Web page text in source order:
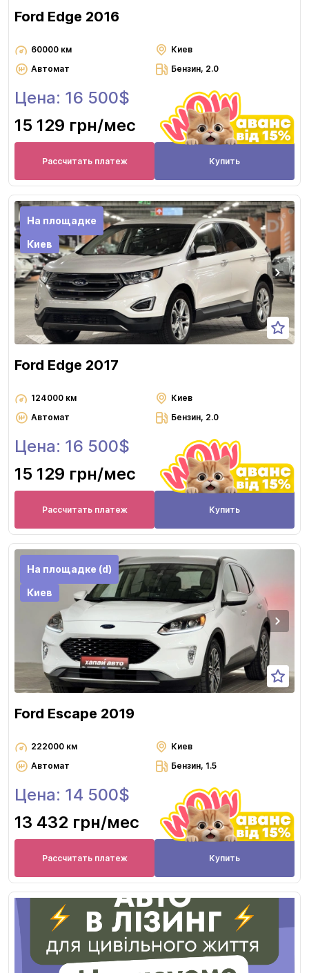
Ford Edge 2016
60000 км
Киев
Автомат
Бензин, 2.0
Цена: 16 500$
15 129 грн/мес
Рассчитать платеж Купить
На площадке
Киев
Ford Edge 2017
124000 км
Киев
Автомат
Бензин, 2.0
Цена: 16 500$
15 129 грн/мес
Рассчитать платеж Купить
На площадке (d)
Киев
Ford Escape 2019
222000 км
Киев
Автомат
Бензин, 1.5
Цена: 14 500$
13 432 грн/мес
Рассчитать платеж Купить